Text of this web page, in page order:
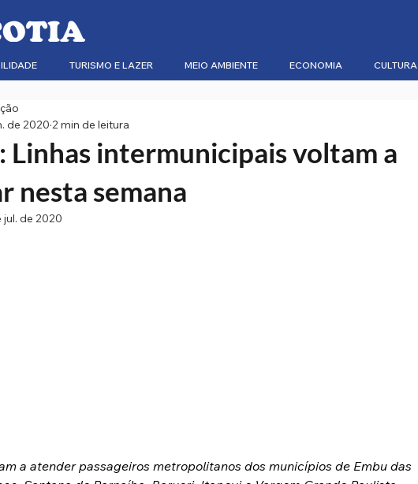
TURISMO E LAZER MEIO AMBIENTE ECONOMIA CULTURA
Linhas intermunicipais voltam a
nesta semana
de 2020 2 min de leitura
jul. de 2020
a atender passageiros metropolitanos dos municípios de Embu das